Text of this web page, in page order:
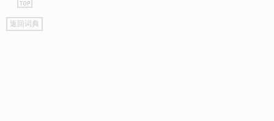
go
top
返回词典